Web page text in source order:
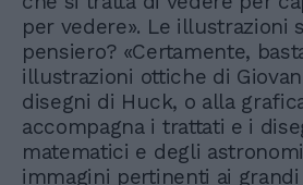
per vedere». Le illustrazioni
pensiero? «Certamente,
illustrazioni ottiche di
disegni di Huck, o alla
accompagna i trattati e i
matematici e degli
immagini pertinenti ai